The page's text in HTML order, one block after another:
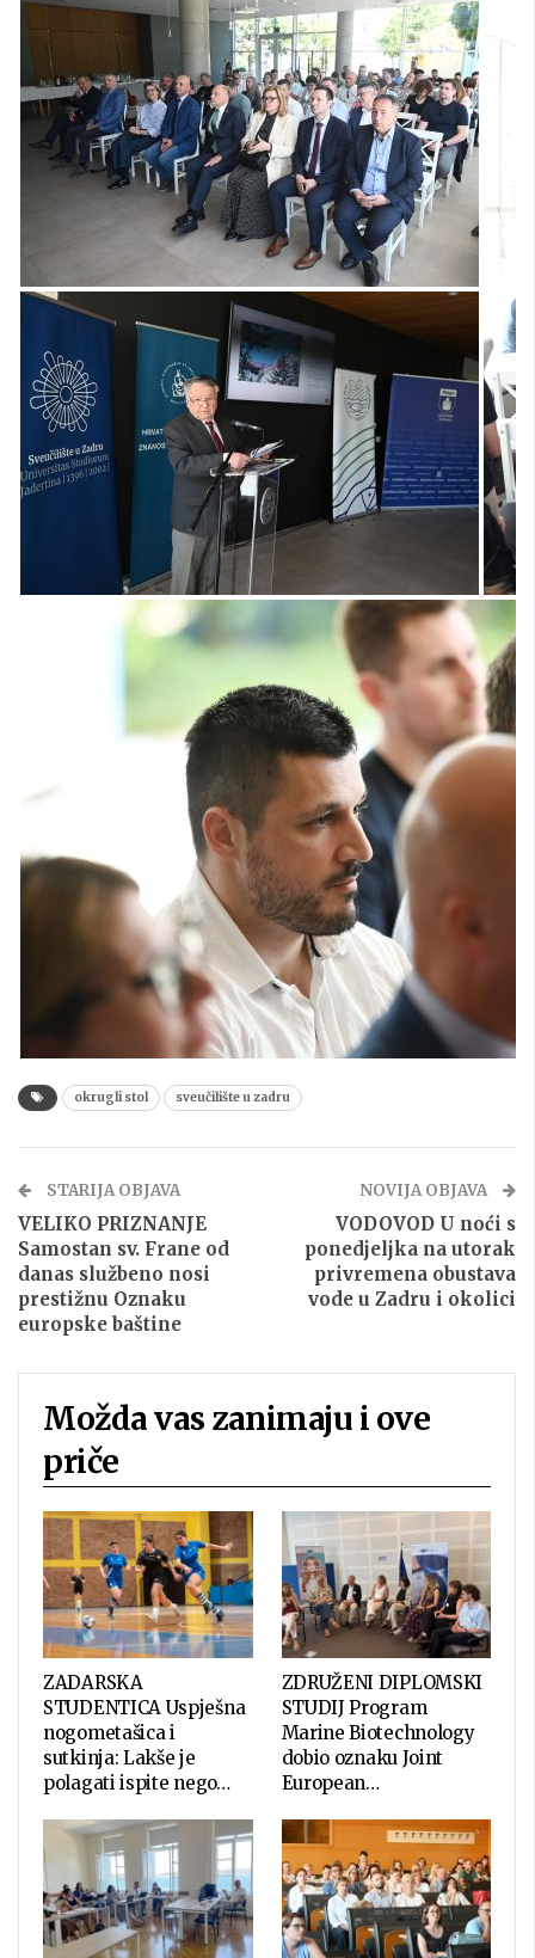
okrugli stol sveučilište u zadru
STARIJA OBJAVA
VELIKO PRIZNANJE
Samostan sv. Frane od
danas službeno nosi
prestižnu Oznaku
europske baštine
NOVIJA OBJAVA
VODOVOD U noći s
ponedjeljka na utorak
privremena obustava
vode u Zadru i okolici
Možda vas zanimaju i ove
priče
ZADARSKA
STUDENTICA Uspješna
nogometašica i
sutkinja: Lakše je
polagati ispite nego…
ZDRUŽENI DIPLOMSKI
STUDIJ Program
Marine Biotechnology
dobio oznaku Joint
European…